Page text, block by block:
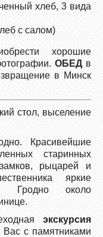
хлеб, 3 вида
с салом)
хорошие
ОБЕДв
в Минск
стол, выселение
Красивейшие
старинных
рыцарей и
яркие
Гродно около
экскурсия
Вас с памятниками